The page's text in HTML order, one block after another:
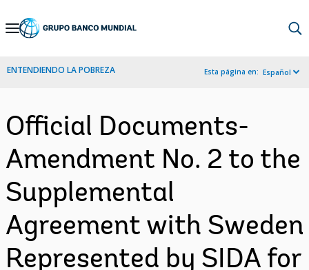
Skip
Navigation
ENTENDIENDO LA POBREZA Esta página en: Español
Official Documents-
Amendment No. 2 to the
Supplemental
Agreement with Sweden
Represented by SIDA for